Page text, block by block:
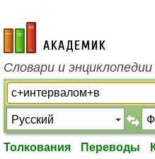
academic.ru
Словари и
Толкования Переводы